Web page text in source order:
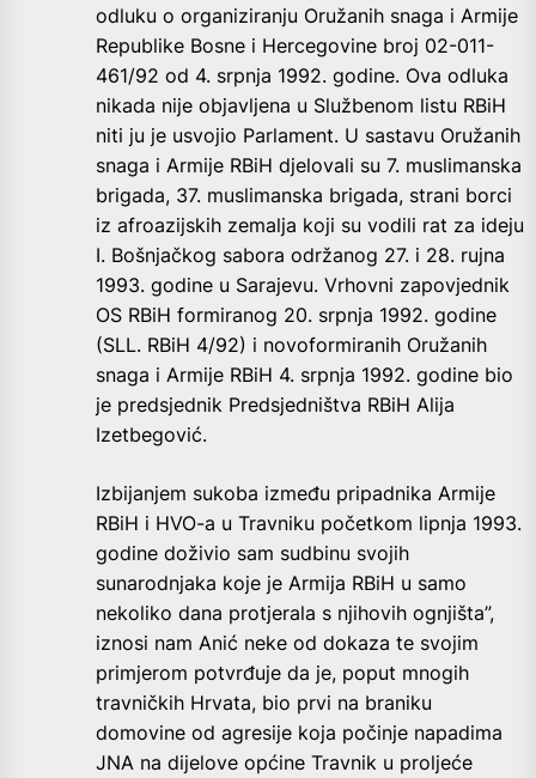
odluku o organiziranju Oružanih snaga i Armije
Republike Bosne i Hercegovine broj 02-011-
461/92 od 4. srpnja 1992. godine. Ova odluka
nikada nije objavljena u Službenom listu RBiH
niti ju je usvojio Parlament. U sastavu Oružanih
snaga i Armije RBiH djelovali su 7. muslimanska
brigada, 37. muslimanska brigada, strani borci
iz afroazijskih zemalja koji su vodili rat za ideju
I. Bošnjačkog sabora održanog 27. i 28. rujna
1993. godine u Sarajevu. Vrhovni zapovjednik
OS RBiH formiranog 20. srpnja 1992. godine
(SLL. RBiH 4/92) i novoformiranih Oružanih
snaga i Armije RBiH 4. srpnja 1992. godine bio
je predsjednik Predsjedništva RBiH Alija
Izetbegović.
Izbijanjem sukoba između pripadnika Armije
RBiH i HVO-a u Travniku početkom lipnja 1993.
godine doživio sam sudbinu svojih
sunarodnjaka koje je Armija RBiH u samo
nekoliko dana protjerala s njihovih ognjišta”,
iznosi nam Anić neke od dokaza te svojim
primjerom potvrđuje da je, poput mnogih
travničkih Hrvata, bio prvi na braniku
domovine od agresije koja počinje napadima
JNA na dijelove općine Travnik u proljeće